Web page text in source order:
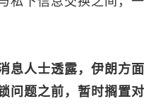
息人士透露，伊朗方
问题之前，暂时搁置